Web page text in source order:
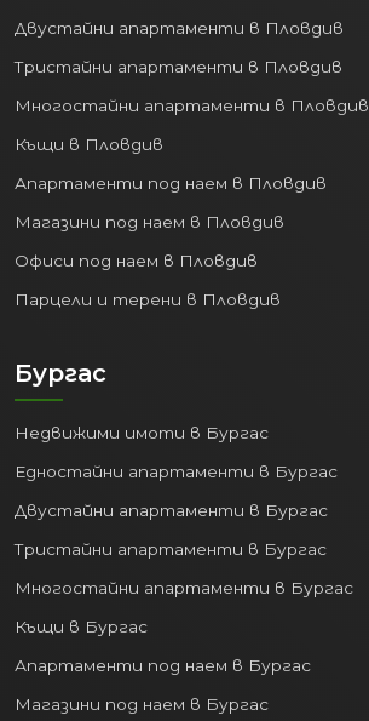
Двустайни апартаменти в Пловдив
Тристайни апартаменти в Пловдив
Многостайни апартаменти в Пловдив
Къщи в Пловдив
Апартаменти под наем в Пловдив
Магазини под наем в Пловдив
Офиси под наем в Пловдив
Парцели и терени в Пловдив
Бургас
Недвижими имоти в Бургас
Едностайни апартаменти в Бургас
Двустайни апартаменти в Бургас
Тристайни апартаменти в Бургас
Многостайни апартаменти в Бургас
Къщи в Бургас
Апартаменти под наем в Бургас
Магазини под наем в Бургас